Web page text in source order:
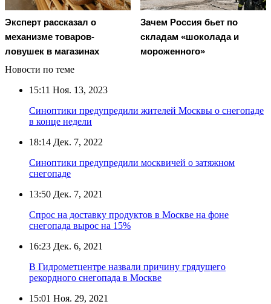
Эксперт рассказал о
механизме товаров-
ловушек в магазинах
Зачем Россия бьет по
складам «шоколада и
мороженного»
Новости по теме
15:11 Ноя. 13, 2023
Синоптики предупредили жителей Москвы о снегопаде
в конце недели
18:14 Дек. 7, 2022
Синоптики предупредили москвичей о затяжном
снегопаде
13:50 Дек. 7, 2021
Спрос на доставку продуктов в Москве на фоне
снегопада вырос на 15%
16:23 Дек. 6, 2021
В Гидрометцентре назвали причину грядущего
рекордного снегопада в Москве
15:01 Ноя. 29, 2021